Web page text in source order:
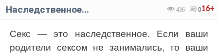
16+
436 0
Наследственное...
Секс — это наследственное. Если ваши
родители сексом не занимались, то ваши